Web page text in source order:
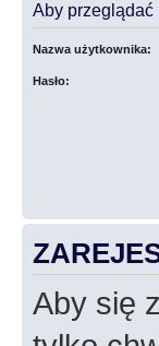
Aby przeglądać
Nazwa użytkownika:
Hasło:
Aby się